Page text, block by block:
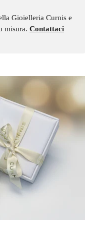
Gioielleria Curnis e
misura. Contattaci